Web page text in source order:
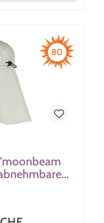
80